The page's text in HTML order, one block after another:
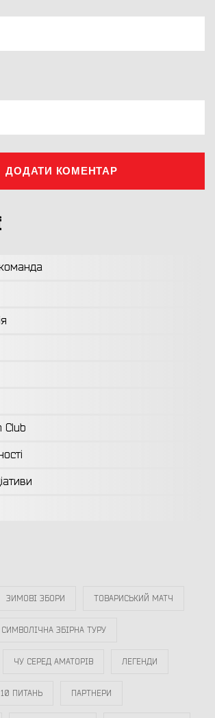
ДОДАТИ КОМЕНТАР
Club
ЗИМОВІ ЗБОРИ ТОВАРИСЬКИЙ МАТЧ
СИМВОЛІЧНА ЗБІРНА ТУРУ
ЧУ СЕРЕД АМАТОРІВ ЛЕГЕНДИ
10 ПИТАНЬ ПАРТНЕРИ